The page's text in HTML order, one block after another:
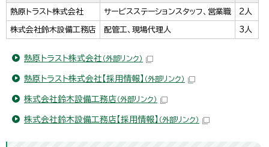
熱原トラスト株式会社 サービスステーションスタッフ、営業職 2人
株式会社鈴木設備工務店 配管工、現場代理人 3人
熱原トラスト株式会社 （外部リンク）
熱原トラスト株式会社【採用情報】 （外部リンク）
株式会社鈴木設備工務店（外部リンク）
株式会社鈴木設備工務店【採用情報】 （外部リンク）